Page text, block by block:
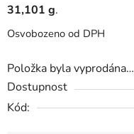
31,101 g.
Osvobozeno od DPH
Položka byla vyprodána…
Dostupnost
Kód: